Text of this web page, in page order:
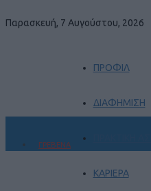
Παρασκευή, 7 Αυγούστου, 2026
ΠΡΟΦΙΛ
ΔΙΑΦΗΜΙΣΗ
ΚΑΡΙΕΡΑ
ΓΡΕΒΕΝΑ